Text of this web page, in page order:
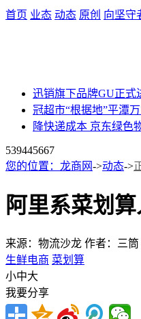
首页 业态 动态 原创 向坚守
迅销旗下品牌GU正式
冠超市“根据地”平潭
降快递成本 京东绿色
539445667
您的位置： 龙商网->动态->
阿里系菜划
来源：物流沙龙 作者：三筒
生鲜电商 菜划算
小中大
我要分享